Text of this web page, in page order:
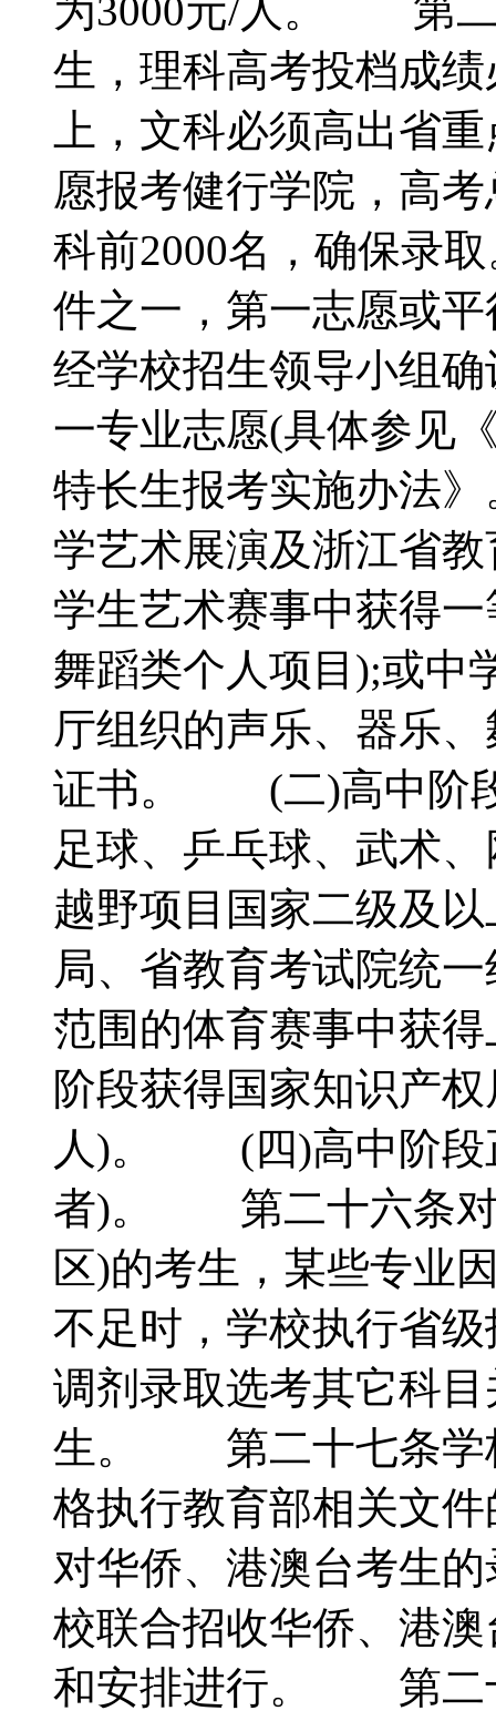
为3000元/人。 第二
生，理科高考投档成
上，文科必须高出省
愿报考健行学院，高
科前2000名，确保
件之一，第一志愿或
经学校招生领导小组
一专业志愿(具体参见
特长生报考实施办法
学艺术展演及浙江省
学生艺术赛事中获得
舞蹈类个人项目);或中
厅组织的声乐、器乐
证书。 (二)高中阶段
足球、乒乓球、武术
越野项目国家二级及
局、省教育考试院统
范围的体育赛事中获
阶段获得国家知识产
人)。 (四)高中阶段
者)。 第二十六条对
区)的考生，某些专业
不足时，学校执行省
调剂录取选考其它科
生。 第二十七条学
格执行教育部相关文
对华侨、港澳台考生
校联合招收华侨、港
和安排进行。 第二